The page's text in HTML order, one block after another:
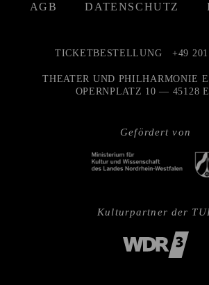
AGB DATENSCHUTZ
Gefördert von
TICKETBESTELLUNG +49
THEATER UND PHILHARMONIE
OPERNPLATZ 10 — 45128
Kulturpartner der